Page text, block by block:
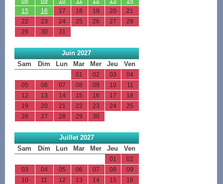
15
16 17 18 19 20
21
22
23 24 25 26 27
28
29
30 31
Juin 2027
Sam
Dim Lun Mar Mer Jeu Ven
01 02 03
04
05
06 07 08 09 10
11
12
13 14 15 16 17
18
19
20 21 22 23 24
25
26
27 28 29 30
Juillet 2027
Sam
Dim Lun Mar Mer Jeu Ven
01
02
03
04 05 06 07 08
09
10
11 12 13 14 15 16